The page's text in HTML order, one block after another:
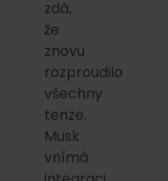
zdá,
že
znovu
rozproudilo
všechny
tenze.
Musk
vnímá